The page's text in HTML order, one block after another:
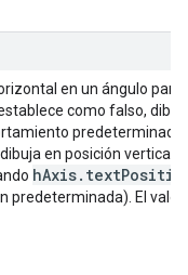
en un ángulo para
como falso,
predeterminado
en posición vertical.
predeterminada). El